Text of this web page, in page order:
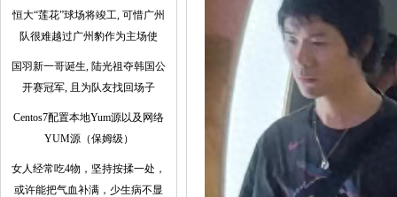
恒大“莲花”球场将竣工, 可惜广州
队很难越过广州豹作为主场使
国羽新一哥诞生, 陆光祖夺韩国公
开赛冠军, 且为队友找回场子
Centos7配置本地Yum源以及网络
YUM源（保姆级）
女人经常吃4物，坚持按揉一处，
或许能把气血补满，少生病不显